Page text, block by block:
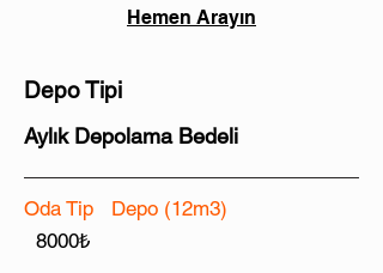
Hemen Arayın
Depo Tipi
Aylık Depolama Bedeli
Oda Tip Depo (12m3)
8000₺